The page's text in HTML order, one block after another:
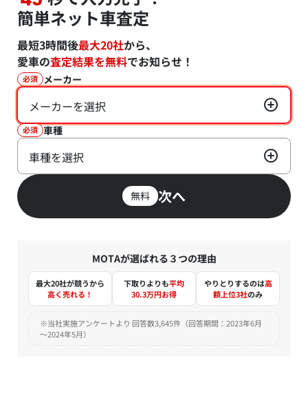
簡単ネット車査定
最短3時間後最大20社から、
愛車の査定結果を無料でお知らせ！
必須 メーカー
メーカーを選択
必須 車種
車種を選択
無料 次へ
MOTAが選ばれる３つの理由
最大20社が競うから
高く売れる！
下取りよりも平均
30.3万円お得
やりとりするのは高
額上位3社のみ
※当社実施アンケートより 回答数3,645件（回答期間：2023年6月
～2024年5月）